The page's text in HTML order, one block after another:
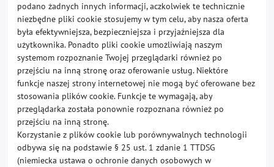
podano żadnych innych informacji, aczkolwiek te technicznie
niezbędne pliki cookie stosujemy w tym celu, aby nasza oferta
była efektywniejsza, bezpieczniejsza i przyjaźniejsza dla
użytkownika. Ponadto pliki cookie umożliwiają naszym
systemom rozpoznanie Twojej przeglądarki również po
przejściu na inną stronę oraz oferowanie usług. Niektóre
funkcje naszej strony internetowej nie mogą być oferowane bez
stosowania plików cookie. Funkcje te wymagają, aby
przeglądarka została ponownie rozpoznana również po
przejściu na inną stronę.
Korzystanie z plików cookie lub porównywalnych technologii
odbywa się na podstawie § 25 ust. 1 zdanie 1 TTDSG
(niemiecka ustawa o ochronie danych osobowych w